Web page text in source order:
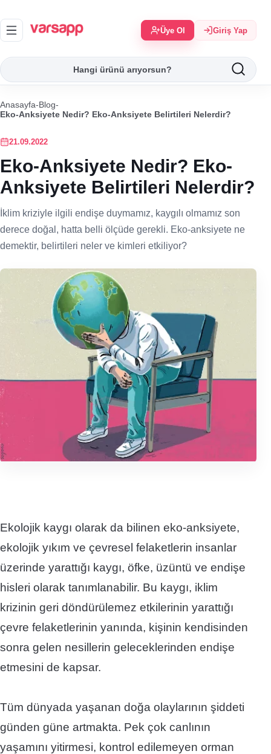
Üye Ol Giriş Yap
Anasayfa-Blog-
Eko-Anksiyete Nedir? Eko-Anksiyete Belirtileri Nelerdir?
21.09.2022
Eko-Anksiyete Nedir? Eko-
Anksiyete Belirtileri Nelerdir?
İklim kriziyle ilgili endişe duymamız, kaygılı olmamız son
derece doğal, hatta belli ölçüde gerekli. Eko-anksiyete ne
demektir, belirtileri neler ve kimleri etkiliyor?
Ekolojik kaygı olarak da bilinen eko-anksiyete,
ekolojik yıkım ve çevresel felaketlerin insanlar
üzerinde yarattığı kaygı, öfke, üzüntü ve endişe
hisleri olarak tanımlanabilir. Bu kaygı, iklim
krizinin geri döndürülemez etkilerinin yarattığı
çevre felaketlerinin yanında, kişinin kendisinden
sonra gelen nesillerin geleceklerinden endişe
etmesini de kapsar.
Tüm dünyada yaşanan doğa olaylarının şiddeti
günden güne artmakta. Pek çok canlının
yaşamını yitirmesi, kontrol edilemeyen orman